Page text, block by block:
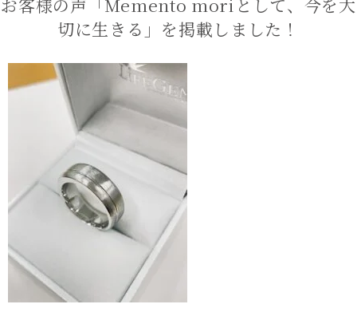
お客様の声「Memento moriとして、今を大
切に生きる」を掲載しました！